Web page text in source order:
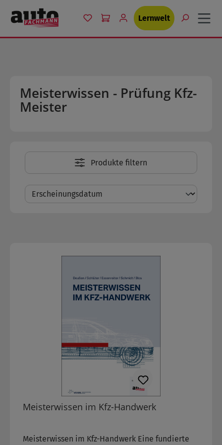
Zum Hauptinhalt springen
Du hast 0 Produkte auf dem
Lernwelt
Meisterwissen - Prüfung Kfz-
Meister
Produkte filtern
Meisterwissen im Kfz-Handwerk
Produktart: Buch Lizenz: Privatkauf
Meisterwissen im Kfz-Handwerk Eine fundierte